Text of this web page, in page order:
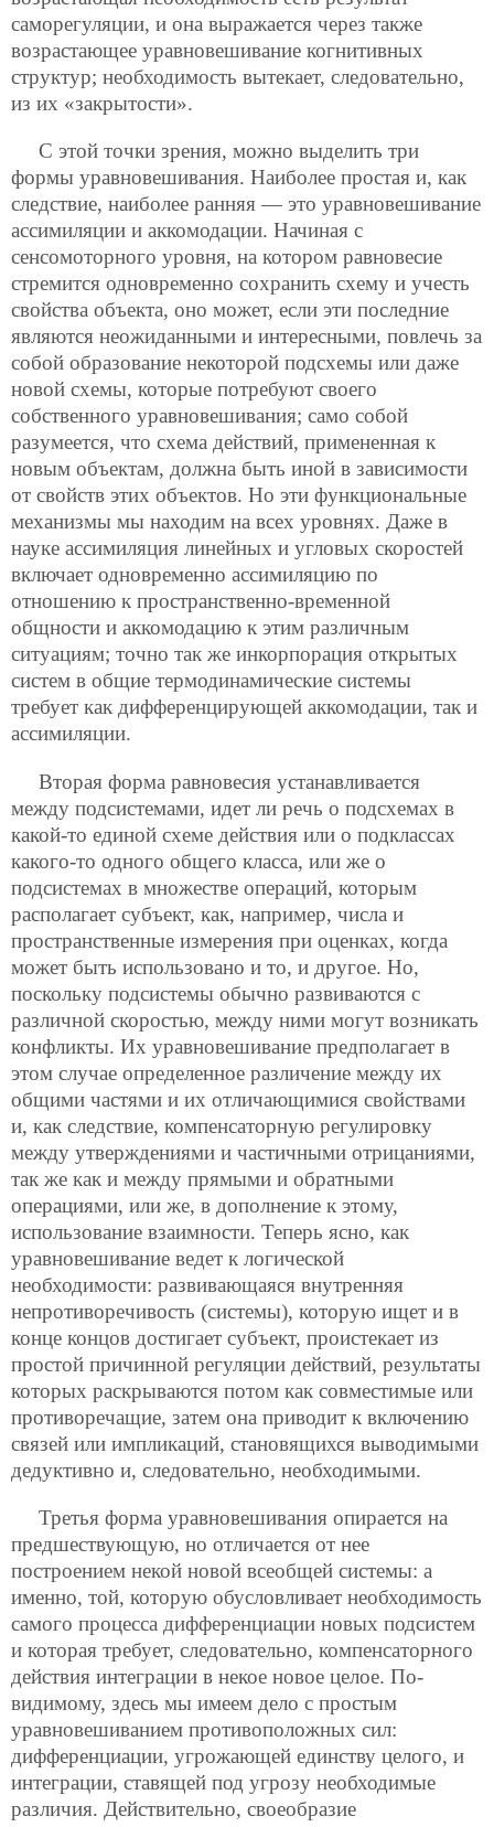
саморегуляции, и она выражается через также
возрастающее уравновешивание когнитивных
структур; необходимость вытекает, следовательно,
из их «закрытости».
С этой точки зрения, можно выделить три
формы уравновешивания. Наиболее простая и, как
следствие, наиболее ранняя — это уравновешивание
ассимиляции и аккомодации. Начиная с
сенсомоторного уровня, на котором равновесие
стремится одновременно сохранить схему и учесть
свойства объекта, оно может, если эти последние
являются неожиданными и интересными, повлечь за
собой образование некоторой подсхемы или даже
новой схемы, которые потребуют своего
собственного уравновешивания; само собой
разумеется, что схема действий, примененная к
новым объектам, должна быть иной в зависимости
от свойств этих объектов. Но эти функциональные
механизмы мы находим на всех уровнях. Даже в
науке ассимиляция линейных и угловых скоростей
включает одновременно ассимиляцию по
отношению к пространственно-временной
общности и аккомодацию к этим различным
ситуациям; точно так же инкорпорация открытых
систем в общие термодинамические системы
требует как дифференцирующей аккомодации, так и
ассимиляции.
Вторая форма равновесия устанавливается
между подсистемами, идет ли речь о подсхемах в
какой-то единой схеме действия или о подклассах
какого-то одного общего класса, или же о
подсистемах в множестве операций, которым
располагает субъект, как, например, числа и
пространственные измерения при оценках, когда
может быть использовано и то, и другое. Но,
поскольку подсистемы обычно развиваются с
различной скоростью, между ними могут возникать
конфликты. Их уравновешивание предполагает в
этом случае определенное различение между их
общими частями и их отличающимися свойствами
и, как следствие, компенсаторную регулировку
между утверждениями и частичными отрицаниями,
так же как и между прямыми и обратными
операциями, или же, в дополнение к этому,
использование взаимности. Теперь ясно, как
уравновешивание ведет к логической
необходимости: развивающаяся внутренняя
непротиворечивость (системы), которую ищет и в
конце концов достигает субъект, проистекает из
простой причинной регуляции действий, результаты
которых раскрываются потом как совместимые или
противоречащие, затем она приводит к включению
связей или импликаций, становящихся выводимыми
дедуктивно и, следовательно, необходимыми.
Третья форма уравновешивания опирается на
предшествующую, но отличается от нее
построением некой новой всеобщей системы: а
именно, той, которую обусловливает необходимость
самого процесса дифференциации новых подсистем
и которая требует, следовательно, компенсаторного
действия интеграции в некое новое целое. По-
видимому, здесь мы имеем дело с простым
уравновешиванием противоположных сил:
дифференциации, угрожающей единству целого, и
интеграции, ставящей под угрозу необходимые
различия. Действительно, своеобразие